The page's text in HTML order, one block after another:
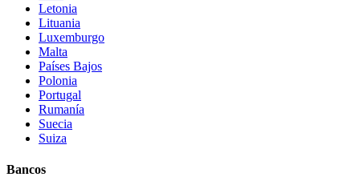
Letonia
Lituania
Luxemburgo
Malta
Países Bajos
Polonia
Portugal
Rumanía
Suecia
Suiza
Bancos